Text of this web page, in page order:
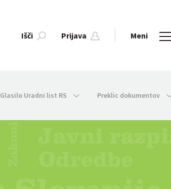
Išči Prijava Meni
Glasilo Uradni list RS Preklic dokumentov